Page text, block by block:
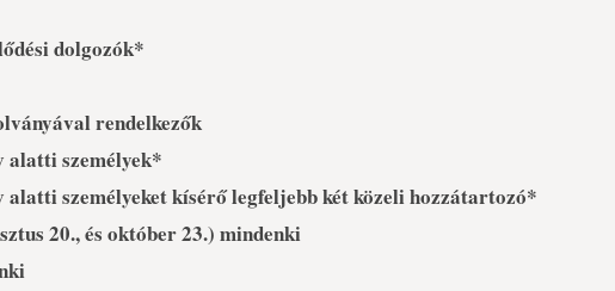
dolgozók*
rendelkezők
alatti személyek*
alatti személyeket kísérő legfeljebb két közeli hozzátartozó*
20., és október 23.) mindenki